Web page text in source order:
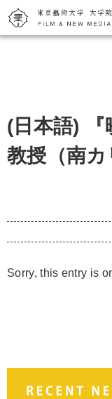
(日本語) 『
教授（南カ
Sorry, this entry is